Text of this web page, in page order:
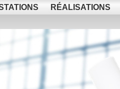
RÉALISATIONS